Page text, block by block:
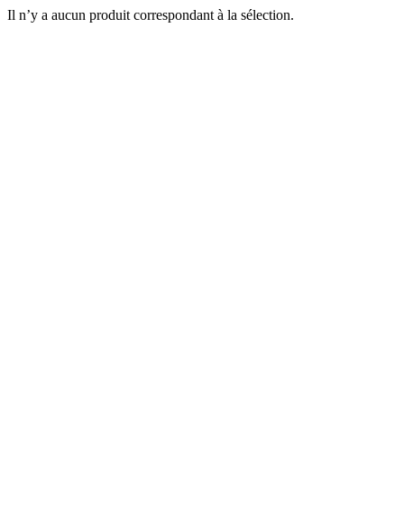
Il n’y a aucun produit correspondant à la sélection.